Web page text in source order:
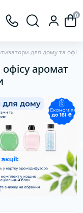
0
для дому та офісу
аромат